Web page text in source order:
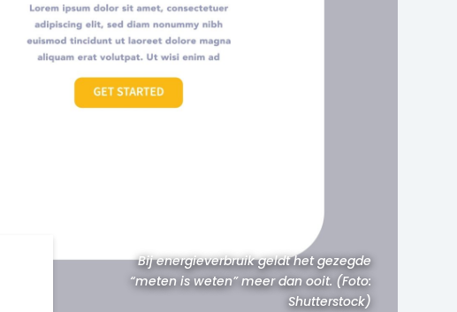
Bij energieverbruik geldt het gezegde
“meten is weten” meer dan ooit. (Foto:
Shutterstock)